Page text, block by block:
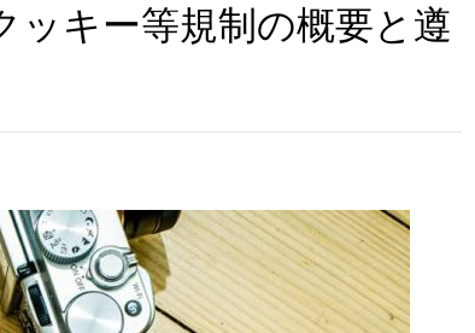
ッキー等規制の概要と遵